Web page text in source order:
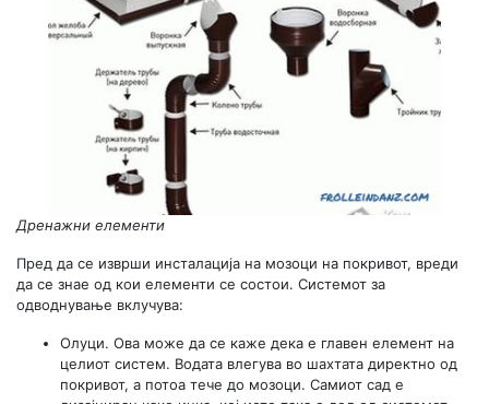
Дренажни елементи
Пред да се изврши инсталација на мозоци на покривот, вреди
да се знае од кои елементи се состои. Системот за
одводнување вклучува:
Олуци. Ова може да се каже дека е главен елемент на
целиот систем. Водата влегува во шахтата директно од
покривот, а потоа тече до мозоци. Самиот сад е